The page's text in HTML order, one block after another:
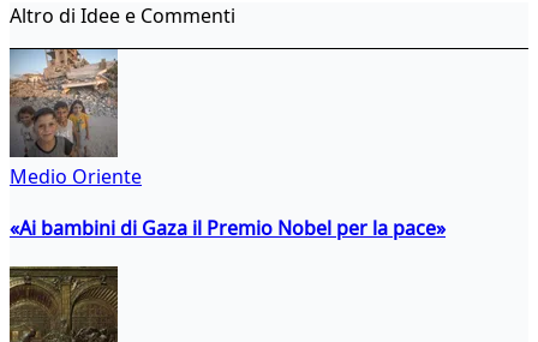
Altro di Idee e Commenti
Medio Oriente
«Ai bambini di Gaza il Premio Nobel per la pace»